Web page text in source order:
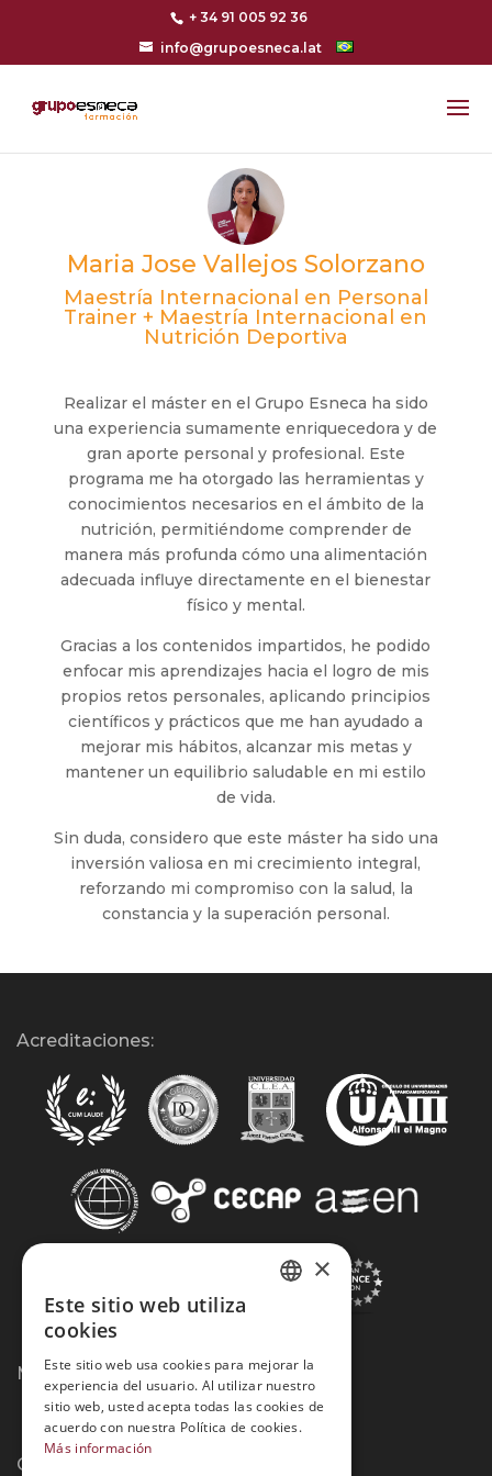
+ 34 91 005 92 36
info@grupoesneca.lat
Maria Jose Vallejos Solorzano
Maestría Internacional en Personal
Trainer + Maestría Internacional en
Nutrición Deportiva
Realizar el máster en el Grupo Esneca ha sido
una experiencia sumamente enriquecedora y de
gran aporte personal y profesional. Este
programa me ha otorgado las herramientas y
conocimientos necesarios en el ámbito de la
nutrición, permitiéndome comprender de
manera más profunda cómo una alimentación
adecuada influye directamente en el bienestar
físico y mental.
Gracias a los contenidos impartidos, he podido
enfocar mis aprendizajes hacia el logro de mis
propios retos personales, aplicando principios
científicos y prácticos que me han ayudado a
mejorar mis hábitos, alcanzar mis metas y
mantener un equilibrio saludable en mi estilo
de vida.
Sin duda, considero que este máster ha sido una
inversión valiosa en mi crecimiento integral,
reforzando mi compromiso con la salud, la
constancia y la superación personal.
Acreditaciones:
Métodos de Pago:
Contacto:
×
Este sitio web utiliza
cookies
Este sitio web usa cookies para mejorar la
experiencia del usuario. Al utilizar nuestro
sitio web, usted acepta todas las cookies de
acuerdo con nuestra Política de cookies.
Más información